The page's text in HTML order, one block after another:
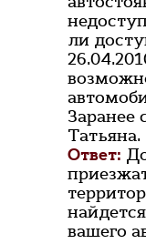
ли
Заранее
Татьяна.
Ответ:
вашего